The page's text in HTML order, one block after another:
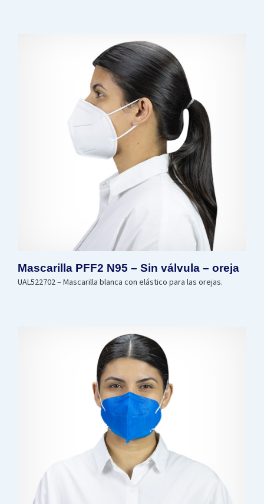
Mascarilla PFF2 N95 – Sin válvula – oreja
UAL522702 – Mascarilla blanca con elástico para las orejas.